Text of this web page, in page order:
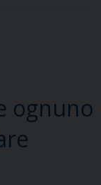
ognuno